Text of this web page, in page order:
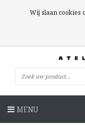
MENU
Wij slaan cookies